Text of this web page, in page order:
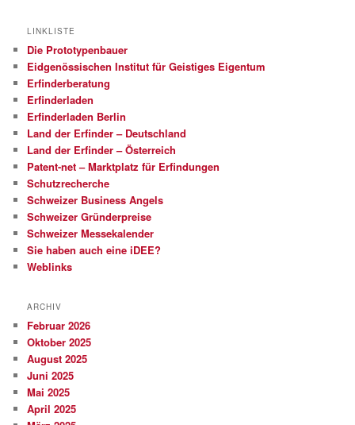
LINKLISTE
Die Prototypenbauer
Eidgenössischen Institut für Geistiges Eigentum
Erfinderberatung
Erfinderladen
Erfinderladen Berlin
Land der Erfinder – Deutschland
Land der Erfinder – Österreich
Patent-net – Marktplatz für Erfindungen
Schutzrecherche
Schweizer Business Angels
Schweizer Gründerpreise
Schweizer Messekalender
Sie haben auch eine iDEE?
Weblinks
ARCHIV
Februar 2026
Oktober 2025
August 2025
Juni 2025
Mai 2025
April 2025